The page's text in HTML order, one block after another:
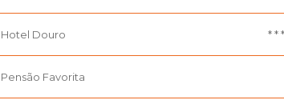
Hotel Douro * * *
Pensão Favorita